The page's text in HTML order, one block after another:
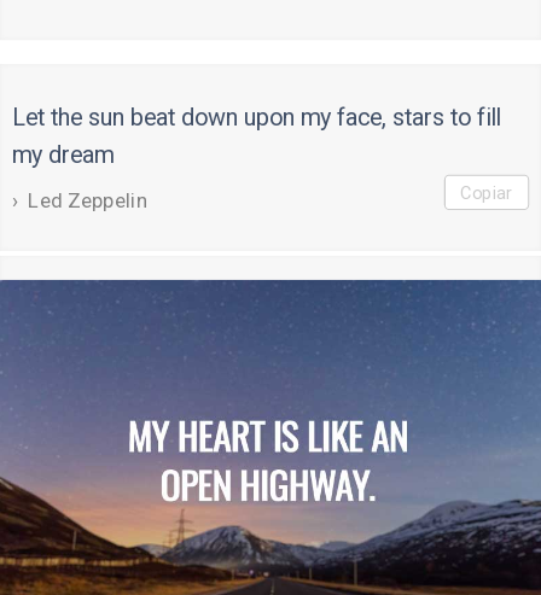
Let the sun beat down upon my face, stars to fill
my dream
Led Zeppelin Copiar